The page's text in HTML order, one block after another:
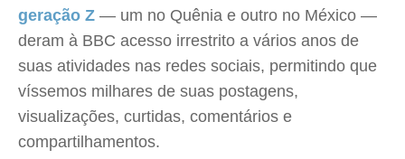
geração Z — um no Quênia e outro no México —
deram à BBC acesso irrestrito a vários anos de
suas atividades nas redes sociais, permitindo que
víssemos milhares de suas postagens,
visualizações, curtidas, comentários e
compartilhamentos.